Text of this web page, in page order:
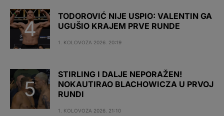
TODOROVIĆ NIJE USPIO: VALENTIN GA
UGUŠIO KRAJEM PRVE RUNDE
1. KOLOVOZA 2026. 20:19
STIRLING I DALJE NEPORAŽEN!
NOKAUTIRAO BLACHOWICZA U PRVOJ
RUNDI
1. KOLOVOZA 2026. 21:10